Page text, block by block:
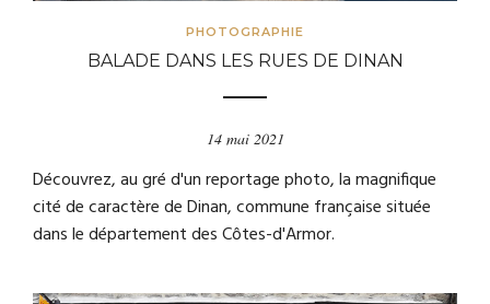
PHOTOGRAPHIE
BALADE DANS LES RUES DE DINAN
14 mai 2021
Découvrez, au gré d'un reportage photo, la magnifique
cité de caractère de Dinan, commune française située
dans le département des Côtes-d'Armor.